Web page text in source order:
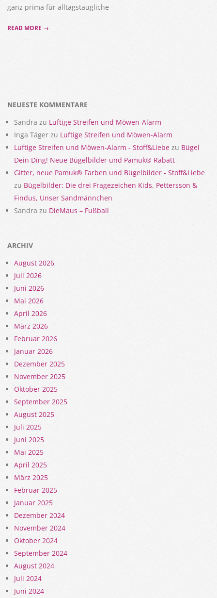
ganz prima für alltagstaugliche
READ MORE →
NEUESTE KOMMENTARE
Sandra zu Luftige Streifen und Möwen-Alarm
Inga Täger zu Luftige Streifen und Möwen-Alarm
Luftige Streifen und Möwen-Alarm - Stoff&Liebe zu Bügel
Dein Ding! Neue Bügelbilder und Pamuk® Rabatt
Gitter, neue Pamuk® Farben und Bügelbilder - Stoff&Liebe
zu Bügelbilder: Die drei Fragezeichen Kids, Pettersson &
Findus, Unser Sandmännchen
Sandra zu DieMaus – Fußball
ARCHIV
August 2026
Juli 2026
Juni 2026
Mai 2026
April 2026
März 2026
Februar 2026
Januar 2026
Dezember 2025
November 2025
Oktober 2025
September 2025
August 2025
Juli 2025
Juni 2025
Mai 2025
April 2025
März 2025
Februar 2025
Januar 2025
Dezember 2024
November 2024
Oktober 2024
September 2024
August 2024
Juli 2024
Juni 2024